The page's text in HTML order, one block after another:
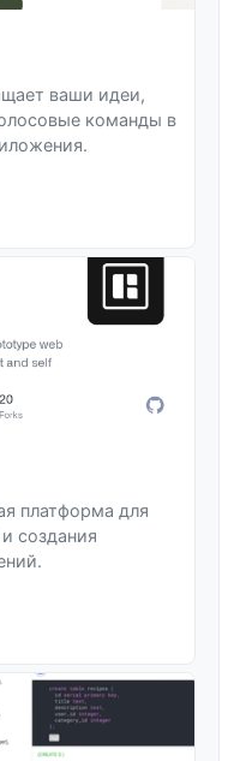
ваши идеи,
команды в
платформа для
создания